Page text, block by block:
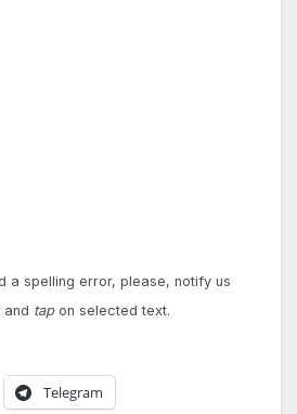
a spelling error, please, notify us
and tapon selected text.
Telegram